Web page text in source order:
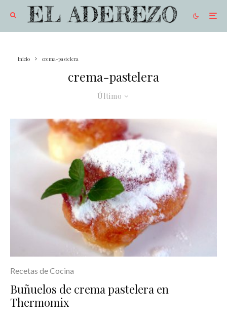
Inicio crema-pastelera
crema-pastelera
Último
Recetas de Cocina
Buñuelos de crema pastelera en
Thermomix